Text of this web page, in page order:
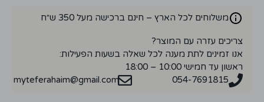
משלוחים לכל הארץ – חינם ברכישה מעל 350 ש״ח
צריכים עזרה עם המוצר?
אנו זמינים לתת מענה לכל שאלה בשעות הפעילות:
ראשון עד חמישי 10:00 – 18:00
054-7691815
myteferahaim@gmail.com